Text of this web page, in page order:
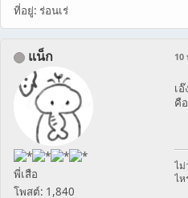
ที่อยู่: ร่อนเร่
แน็ก
พี่เสือ
โพสต์: 1,840
10
เอ๊
คื
ไม่
ไห